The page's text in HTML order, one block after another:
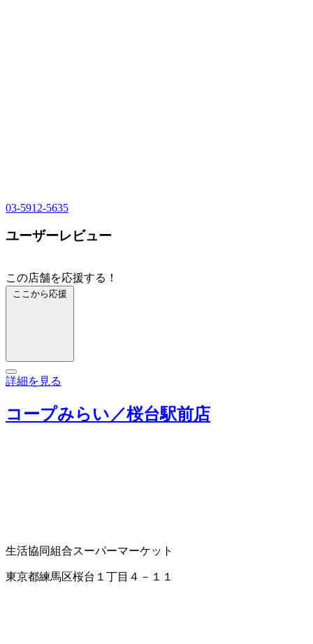
03-5912-5635
ユーザーレビュー
この店舗を応援する！
ここから応援
詳細を見る
コープみらい／桜台駅前店
生活協同組合スーパーマーケット
東京都練馬区桜台１丁目４－１１